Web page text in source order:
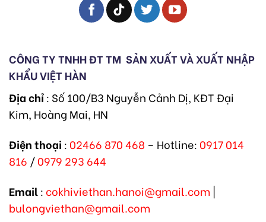
CÔNG TY TNHH ĐT TM SẢN XUẤT VÀ XUẤT NHẬP
KHẨU VIỆT HÀN
Địa chỉ: Số 100/B3 Nguyễn Cảnh Dị, KĐT Đại
Kim, Hoàng Mai, HN
Điện thoại : 02466 870 468 – Hotline: 0917 014
816 /0979 293 644
Email: cokhiviethan.hanoi@gmail.com |
bulongviethan@gmail.com